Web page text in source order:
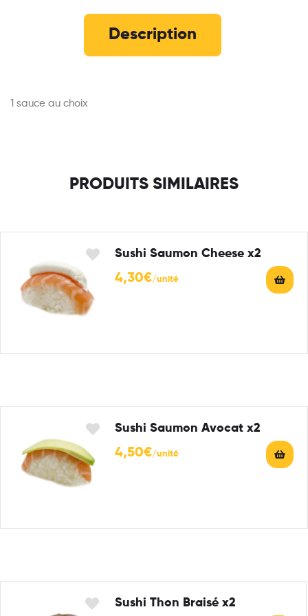
Description
1 sauce au choix
PRODUITS SIMILAIRES
Sushi Saumon Cheese x2
4,30€
Sushi Saumon Avocat x2
4,50€
Sushi Thon Braisé x2